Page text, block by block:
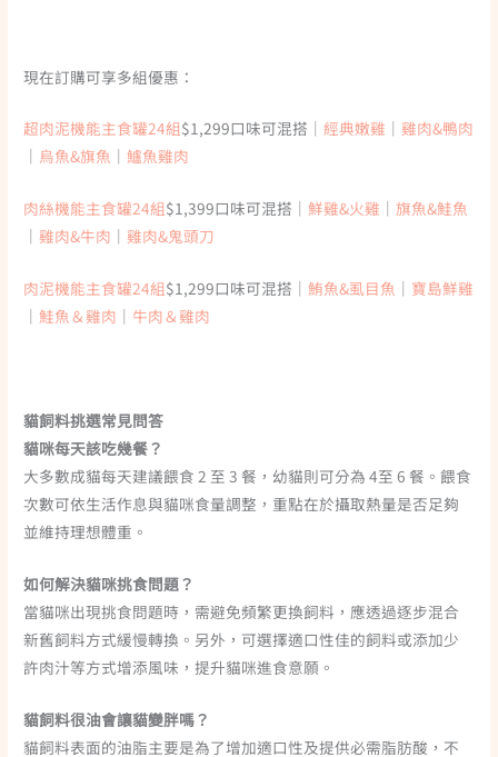
現在訂購可享多組優惠：
超肉泥機能主食罐24組$1,299口味可混搭｜經典嫩雞 ｜雞肉&鴨肉
｜ 烏魚&旗魚 ｜鱸魚雞肉
肉絲機能主食罐24組$1,399口味可混搭｜鮮雞&火雞 ｜旗魚&鮭魚
｜雞肉&牛肉 ｜雞肉&鬼頭刀
肉泥機能主食罐24組$1,299口味可混搭｜鮪魚&虱目魚 ｜ 寶島鮮雞
｜鮭魚＆雞肉 ｜ 牛肉＆雞肉
貓飼料挑選常見問答
貓咪每天該吃幾餐？
大多數成貓每天建議餵食 2 至 3 餐，幼貓則可分為 4至 6 餐。餵食
次數可依生活作息與貓咪食量調整，重點在於攝取熱量是否足夠
並維持理想體重。
如何解決貓咪挑食問題？
當貓咪出現挑食問題時，需避免頻繁更換飼料，應透過逐步混合
新舊飼料方式緩慢轉換。另外，可選擇適口性佳的飼料或添加少
許肉汁等方式增添風味，提升貓咪進食意願。
貓飼料很油會讓貓變胖嗎？
貓飼料表面的油脂主要是為了增加適口性及提供必需脂肪酸，不